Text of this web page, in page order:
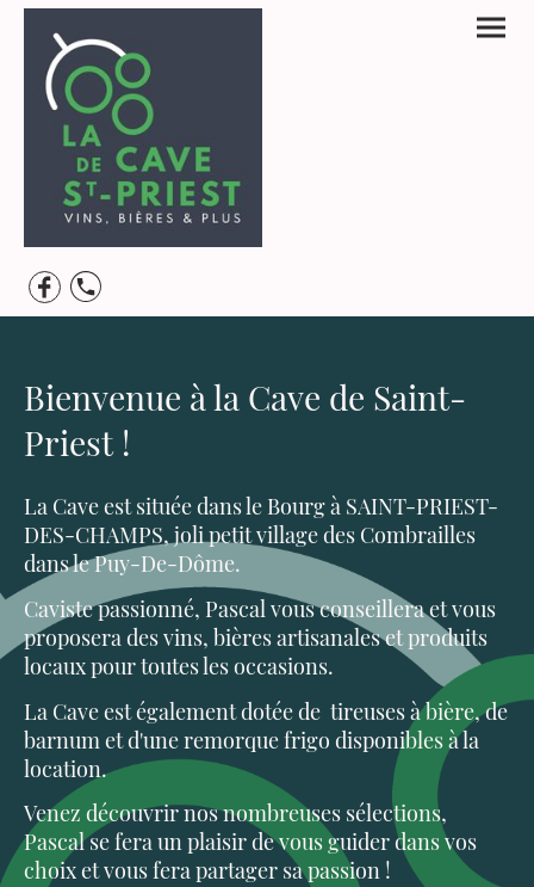
Bienvenue à la Cave de Saint-
Priest !
La Cave est située dans le Bourg à SAINT-PRIEST-
DES-CHAMPS, joli petit village des Combrailles
dans le Puy-De-Dôme.
Caviste passionné, Pascal vous conseillera et vous
proposera des vins, bières artisanales et produits
locaux pour toutes les occasions.
La Cave est également dotée de tireuses à bière, de
barnum et d'une remorque frigo disponibles à la
location.
Venez découvrir nos nombreuses sélections,
Pascal se fera un plaisir de vous guider dans vos
choix et vous fera partager sa passion !